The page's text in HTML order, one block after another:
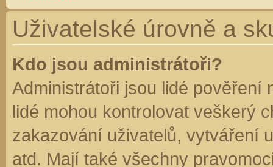
Uživatelské úrovně a
Kdo jsou administrátoři?
Administrátoři jsou lidé pověření
lidé mohou kontrolovat veškerý
zakazování uživatelů, vytváření
atd. Mají také všechny